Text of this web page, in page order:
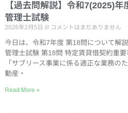
【過去問解説】令和7(2025)
管理士試験
2026年2月5日 コメントはまだありません
今日は、令和7年度 第18問について解
管理士試験 第18問 特定賃貸借契約重
「サブリース事業に係る適正な業務の
動産・
Read More »